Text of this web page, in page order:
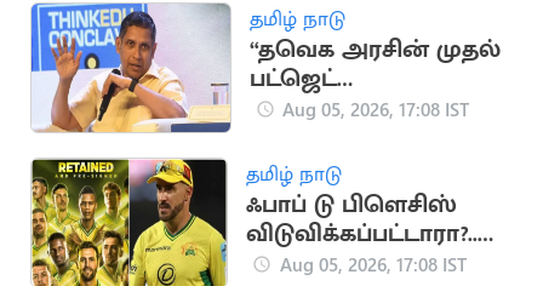
தமிழ் நாடு
“தவெக அரசின் முதல்
பட்ஜெட்
யதார்த்தமானது”..
கருத்து
Aug 05, 2026, 17:08 IST
தமிழ் நாடு
ஃபாப் டு பிளெசிஸ்
விடுவிக்கப்பட்டாரா?..
ஜோபர்க் சூப்பர் கிங்ஸ்
Aug 05, 2026, 17:08 IST